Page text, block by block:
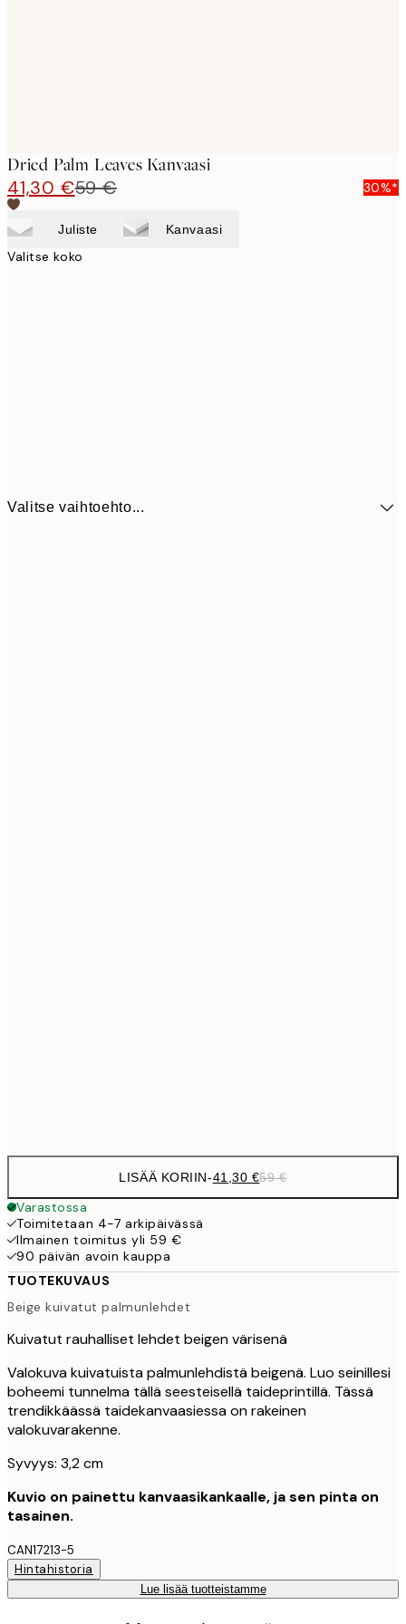
Dried Palm Leaves Kanvaasi
41,30 €59 € 30%*
Juliste Kanvaasi
Valitse koko
Valitse vaihtoehto...
LISÄÄ KORIIN-41,30 €59 €
Varastossa
Toimitetaan 4-7 arkipäivässä
Ilmainen toimitus yli 59 €
90 päivän avoin kauppa
TUOTEKUVAUS
Beige kuivatut palmunlehdet
Kuivatut rauhalliset lehdet beigen värisenä
Valokuva kuivatuista palmunlehdistä beigenä. Luo seinillesi
boheemi tunnelma tällä seesteisellä taideprintillä. Tässä
trendikkäässä taidekanvaasiessa on rakeinen
valokuvarakenne.
Syvyys: 3,2 cm
Kuvio on painettu kanvaasikankaalle, ja sen pinta on
tasainen.
CAN17213-5
Hintahistoria
Lue lisää tuotteistamme